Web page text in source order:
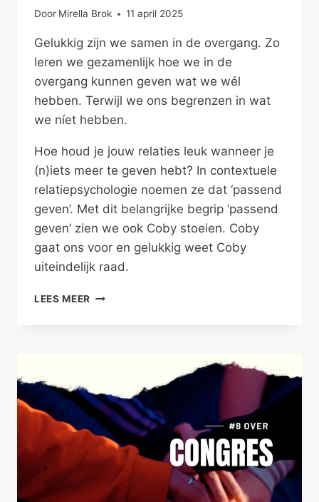
Door Mirella Brok 11 april 2025
Gelukkig zijn we samen in de overgang. Zo
leren we gezamenlijk hoe we in de
overgang kunnen geven wat we wél
hebben. Terwijl we ons begrenzen in wat
we níet hebben.
Hoe houd je jouw relaties leuk wanneer je
(n)iets meer te geven hebt? In contextuele
relatiepsychologie noemen ze dat ‘passend
geven’. Met dit belangrijke begrip ‘passend
geven’ zien we ook Coby stoeien. Coby
gaat ons voor en gelukkig weet Coby
uiteindelijk raad.
LEES MEER PASSEND